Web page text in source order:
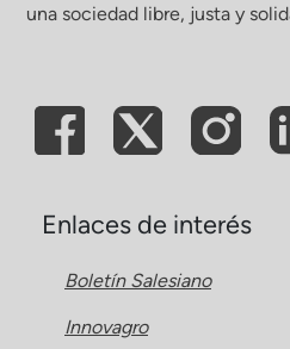
una sociedad libre, justa y
Enlaces de interés
Boletín Salesiano
Innovagro